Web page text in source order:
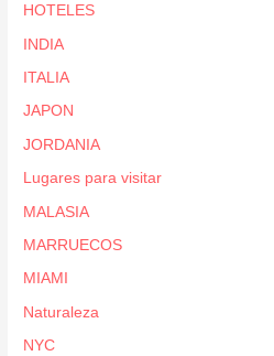
HOTELES
INDIA
ITALIA
JAPON
JORDANIA
Lugares para visitar
MALASIA
MARRUECOS
MIAMI
Naturaleza
NYC